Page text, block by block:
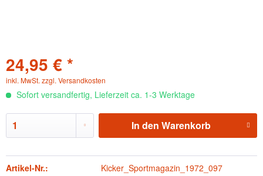
24,95 € *
inkl. MwSt. zzgl. Versandkosten
Sofort versandfertig, Lieferzeit ca. 1-3 Werktage
In den Warenkorb
Artikel-Nr.:
Kicker_Sportmagazin_1972_097